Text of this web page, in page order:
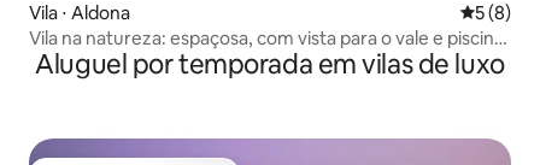
Vila ⋅ Aldona 5 de
5 (8)
Vila na natureza: espaçosa, com vista para o vale e piscina
privativa
Aluguel por temporada em vilas de luxo